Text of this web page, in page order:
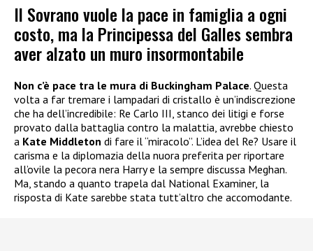
Il Sovrano vuole la pace in famiglia a ogni
costo, ma la Principessa del Galles sembra
aver alzato un muro insormontabile
Non c’è pace tra le mura di Buckingham Palace. Questa
volta a far tremare i lampadari di cristallo è un’indiscrezione
che ha dell’incredibile: Re Carlo III, stanco dei litigi e forse
provato dalla battaglia contro la malattia, avrebbe chiesto
a Kate Middleton di fare il “miracolo”. L’idea del Re? Usare il
carisma e la diplomazia della nuora preferita per riportare
all’ovile la pecora nera Harry e la sempre discussa Meghan.
Ma, stando a quanto trapela dal National Examiner, la
risposta di Kate sarebbe stata tutt’altro che accomodante.